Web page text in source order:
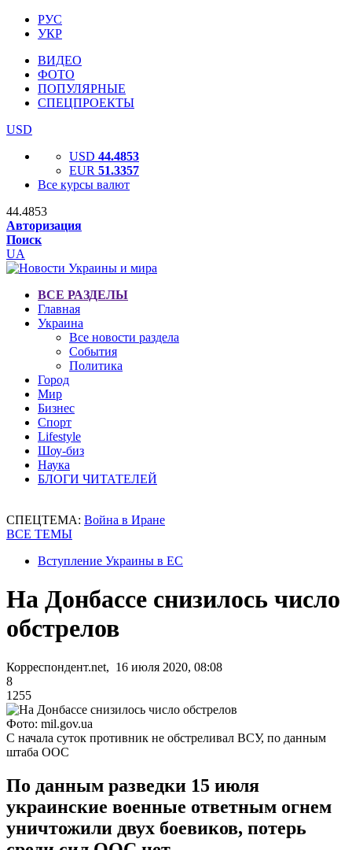
РУС
УКР
ВИДЕО
ФОТО
ПОПУЛЯРНЫЕ
СПЕЦПРОЕКТЫ
USD
USD 44.4853
EUR 51.3357
Все курсы валют
44.4853
Авторизация
Поиск
UA
ВСЕ РАЗДЕЛЫ
Главная
Украина
Все новости раздела
События
Политика
Город
Мир
Бизнес
Спорт
Lifestyle
Шоу-биз
Наука
БЛОГИ ЧИТАТЕЛЕЙ
СПЕЦТЕМА: Война в Иране
ВСЕ ТЕМЫ
Вступление Украины в ЕС
На Донбассе снизилось число
обстрелов
Корреспондент.net, 16 июля 2020, 08:08
8
1255
Фото: mil.gov.ua
С начала суток противник не обстреливал ВСУ, по данным
штаба ООС
По данным разведки 15 июля
украинские военные ответным огнем
уничтожили двух боевиков, потерь